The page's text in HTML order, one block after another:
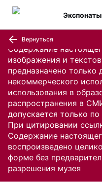
Содержание
изображения и
предназначено только
некоммерческого
использования в
распространения в
допускается только
При цитировании
Содержание
воспроизведено
форме без
разрешения музея
Экспонаты
Вернуться